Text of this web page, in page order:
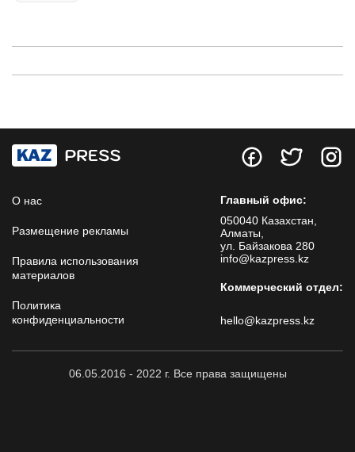
О нас
Размещение рекламы
Правила использования
материалов
Политика
конфиденциальности
Главный офис:
050040 Казахстан,
Алматы,
ул. Байзакова 280
info@kazpress.kz
Коммерческий отдел:
hello@kazpress.kz
06.05.2016 - 2022 г. Все права защищены